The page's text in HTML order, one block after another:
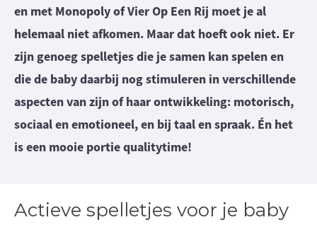
en met Monopoly of Vier Op Een Rij moet je al
helemaal niet afkomen. Maar dat hoeft ook niet. Er
zijn genoeg spelletjes die je samen kan spelen en
die de baby daarbij nog stimuleren in verschillende
aspecten van zijn of haar ontwikkeling: motorisch,
sociaal en emotioneel, en bij taal en spraak. Én het
is een mooie portie qualitytime!
Actieve spelletjes voor je baby